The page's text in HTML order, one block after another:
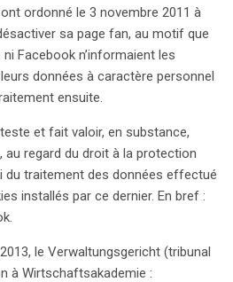
des données. L’issue de cette
les responsabilités des acteurs
personnelles,
de la transparence et de la
dans le paysage
ordonné le 3 novembre 2011 à
sa page fan, au motif que
Facebook n’informaient les
données à caractère personnel
ensuite.
et fait valoir, en substance,
au regard du droit à la protection
du traitement des données effectué
installés par ce dernier. En bref :
le Verwaltungsgericht (tribunal
à Wirtschaftsakademie :